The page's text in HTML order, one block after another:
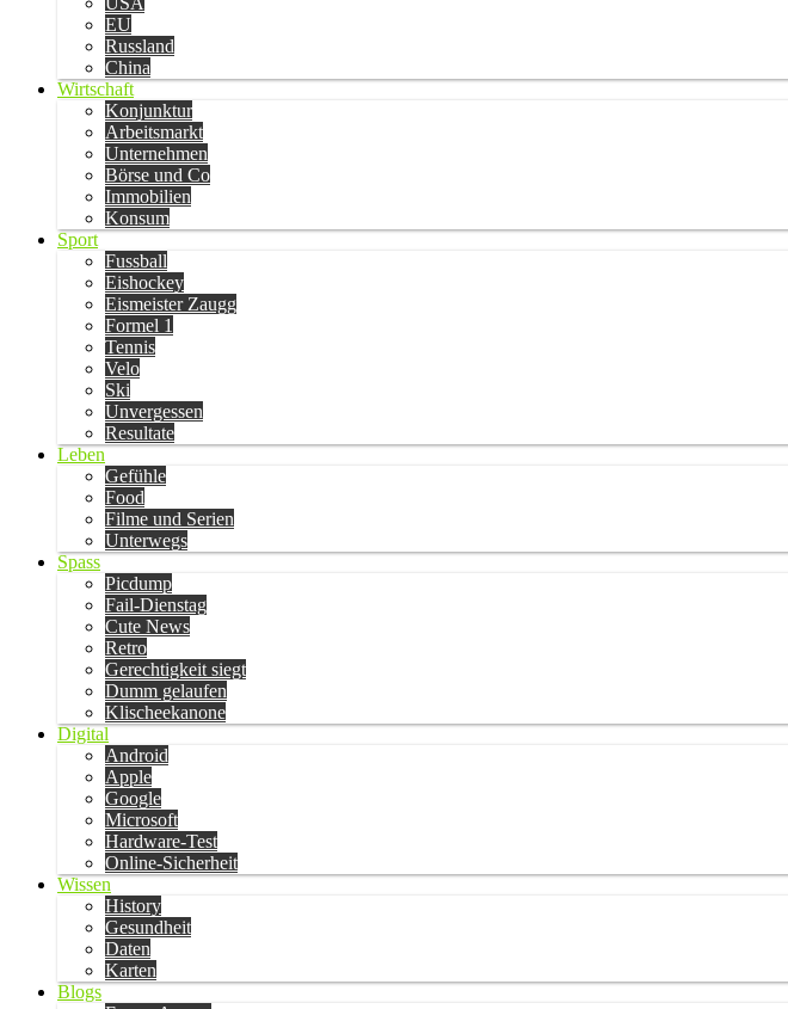
EU
Russland
China
Wirtschaft
Konjunktur
Arbeitsmarkt
Unternehmen
Börse und Co
Immobilien
Konsum
Sport
Fussball
Eishockey
Eismeister Zaugg
Formel 1
Tennis
Velo
Ski
Unvergessen
Resultate
Leben
Gefühle
Food
Filme und Serien
Unterwegs
Spass
Picdump
Fail-Dienstag
Cute News
Retro
Gerechtigkeit siegt
Dumm gelaufen
Klischeekanone
Digital
Android
Apple
Google
Microsoft
Hardware-Test
Online-Sicherheit
Wissen
History
Gesundheit
Daten
Karten
Blogs